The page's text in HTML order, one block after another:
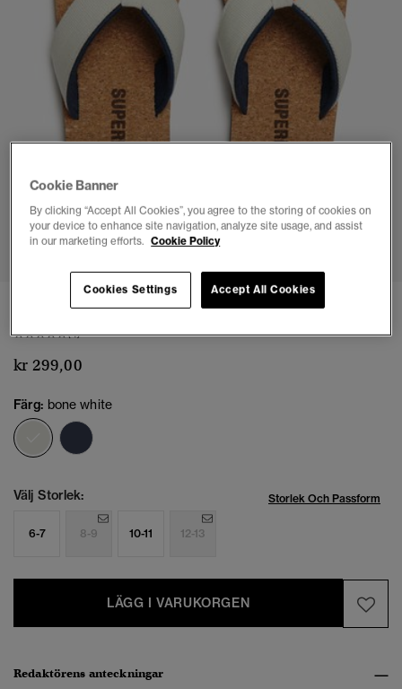
1 2 3 4 5 6 7
Cork Graphic Flip Flops
(4)
kr 299,00
Färg: bone white
vald
Välj Storlek: Storlek Och Passform
6-7 8-9 10-11 12-13
LÄGG I VARUKORGEN
Redaktörens anteckningar
Cookie Banner
By clicking “Accept All Cookies”, you agree to the storing of cookies on
your device to enhance site navigation, analyze site usage, and assist
in our marketing efforts. Cookie Policy
Accept All Cookies
Cookies Settings